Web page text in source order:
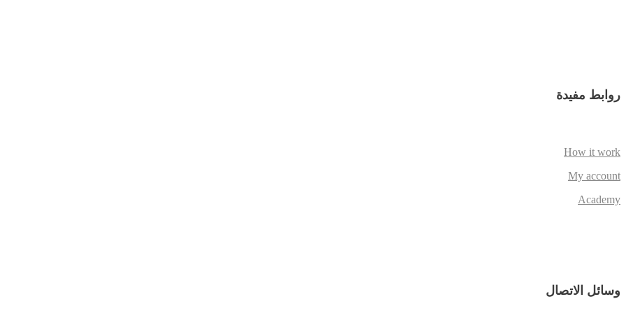
روابط مفيدة
How it work
My account
Academy
وسائل الاتصال